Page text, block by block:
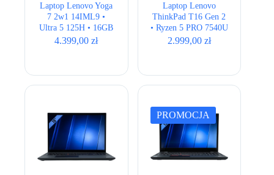
Laptop Lenovo Yoga
7 2w1 14IML9 •
Ultra 5 125H • 16GB
• 512GB • Intel Arc
4.399,00zł
Laptop Lenovo
ThinkPad T16 Gen 2
• Ryzen 5 PRO 7540U
• 16GB • 512GB •
2.999,00 zł
PROMOCJA